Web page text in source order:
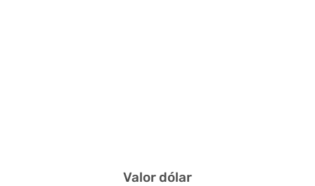
Valor dólar